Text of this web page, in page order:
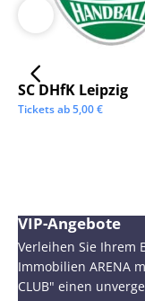
SC DHfK Leipzig
Tickets ab5,00€
VIP-Angebote
Verleihen Sie Ihrem
Immobilien ARENA
CLUB" einen